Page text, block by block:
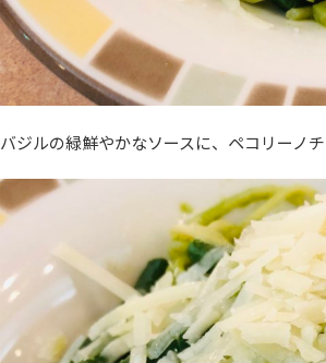
バジルの緑鮮やかなソースに、ペコリーノ